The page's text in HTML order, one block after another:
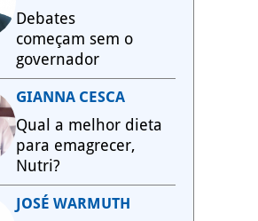
Debates
começam sem o
governador
GIANNA CESCA
Qual a melhor dieta
para emagrecer,
Nutri?
JOSÉ WARMUTH